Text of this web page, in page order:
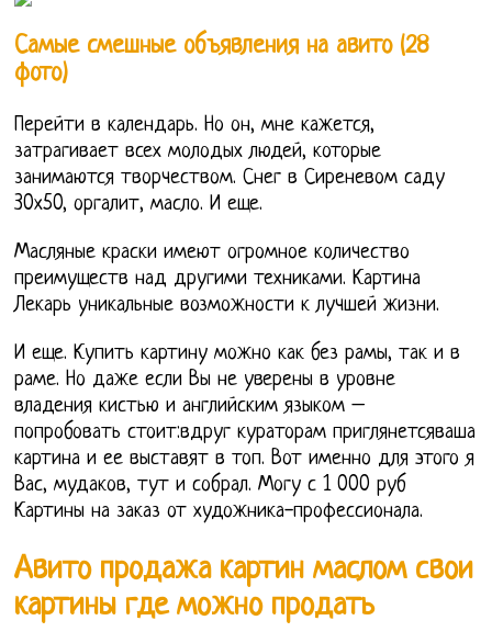
Самые смешные объявления на авито (28
фото)
Перейти в календарь. Но он, мне кажется,
затрагивает всех молодых людей, которые
занимаются творчеством. Снег в Сиреневом саду
30х50, оргалит, масло. И еще.
Масляные краски имеют огромное количество
преимуществ над другими техниками. Картина
Лекарь уникальные возможности к лучшей жизни.
И еще. Купить картину можно как без рамы, так и в
раме. Но даже если Вы не уверены в уровне
владения кистью и английским языком –
попробовать стоит:вдруг кураторам приглянетсяваша
картина и ее выставят в топ. Вот именно для этого я
Вас, мудаков, тут и собрал. Могу с 1 000 руб
Картины на заказ от художника-профессионала.
Авито продажа картин маслом свои
картины где можно продать